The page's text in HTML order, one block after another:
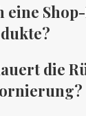
eine
die